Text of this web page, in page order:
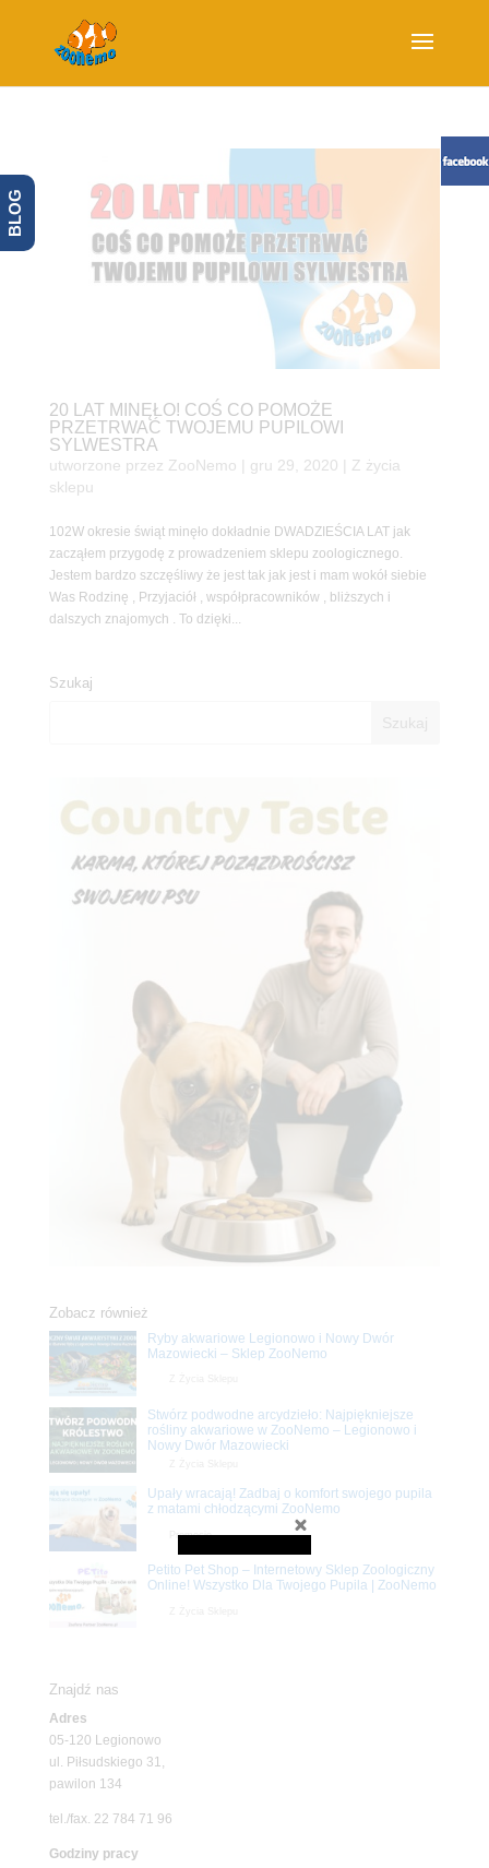
20 LAT MINĘŁO! COŚ CO POMOŻE
PRZETRWAĆ TWOJEMU PUPILOWI
SYLWESTRA
utworzone przez ZooNemo gru 29, 2020
Z życia
sklepu
102W okresie świąt minęło dokładnie DWADZIEŚCIA LAT jak
zacząłem przygodę z prowadzeniem sklepu zoologicznego.
Jestem bardzo szczęśliwy że jest tak jak jest i mam wokół siebie
Was Rodzinę , Przyjaciół , współpracowników , bliższych i
dalszych znajomych . To dzięki...
Szukaj
Zobacz również
Ryby akwariowe Legionowo i Nowy Dwór
Mazowiecki – Sklep ZooNemo
Stwórz podwodne arcydzieło: Najpiękniejsze
rośliny akwariowe w ZooNemo – Legionowo i
Nowy Dwór Mazowiecki
Promocje
Upały wracają! Zadbaj o komfort swojego pupila
z matami chłodzącymi ZooNemo
Petito Pet Shop – Internetowy Sklep Zoologiczny
Online! Wszystko Dla Twojego Pupila | ZooNemo
Znajdź nas
Adres
05-120 Legionowo
ul. Piłsudskiego 31,
pawilon 134
tel./fax. 22 784 71 96
Godziny pracy
BLOG